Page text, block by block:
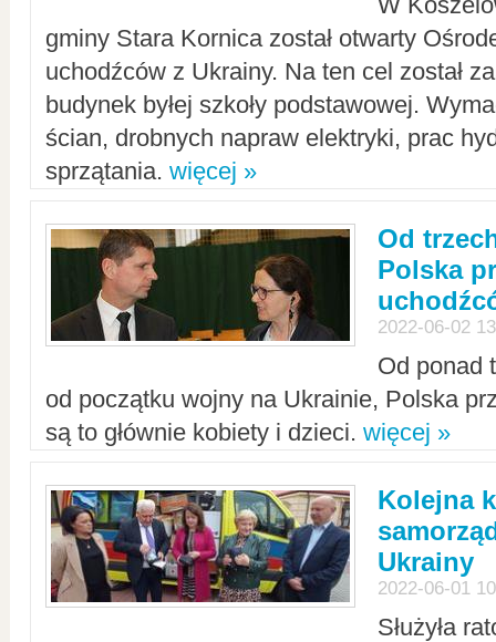
gminy Stara Kornica został otwarty
uchodźców z Ukrainy. Na ten cel został
budynek byłej szkoły podstawowej.
ścian, drobnych napraw elektryki, prac
sprzątania. więcej »
Od
Polska
2022-06-02
Od ponad
od początku wojny na Ukrainie, Polska
są to głównie kobiety i dzieci. więcej »
Kolejna
Ukrainy
2022-06-01
Służyła